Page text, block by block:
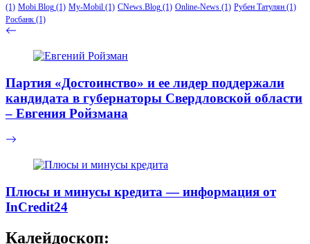
(1) Mobi Blog (1) My-Mobil (1) CNews.Blog (1) Online-News (1) Рубен Татулян (1)
Росбанк (1)
Партия «Достоинство» и ее лидер поддержали
кандидата в губернаторы Свердловской области
– Евгения Ройзмана
Плюсы и минусы кредита — информация от
InCredit24
Калейдоскоп: